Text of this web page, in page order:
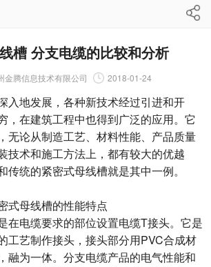
槽 分支电缆的比较和分析
金腾信息技术有限公司 2018-01-24
入地发展，各种新技术经过引进和开
，在建筑工程中也得到广泛的应用。它
无论从制造工艺、材料性能、产品质量
技术和施工方法上，都有较大的优越
传统的紧密式母线槽就是其中一例。
式母线槽的性能特点
在电缆要求的部位设置电缆T接头。它是
工艺制作接头，接头部分用PVC合成材
融为一体。分支电缆产品的电气性能和